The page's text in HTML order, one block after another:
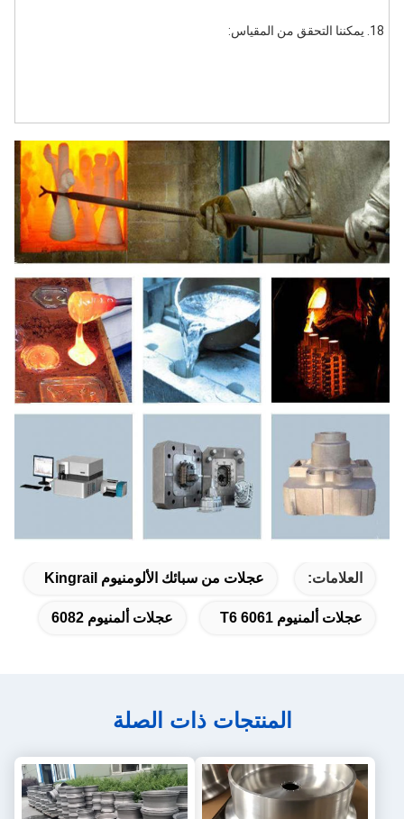
18. يمكننا التحقق من المقياس:
العلامات: عجلات من سبائك الألومنيوم Kingrail
عجلات ألمنيوم T6 6061 عجلات ألمنيوم 6082
المنتجات ذات الصلة